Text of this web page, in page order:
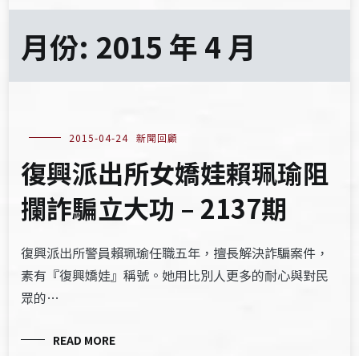
月份: 2015 年 4 月
2015-04-24 新聞回顧
復興派出所女嬌娃賴珮瑜阻
攔詐騙立大功 – 2137期
復興派出所警員賴珮瑜任職五年，擅長解決詐騙案件，
素有『復興嬌娃』稱號。她用比別人更多的耐心與對民
眾的…
READ MORE